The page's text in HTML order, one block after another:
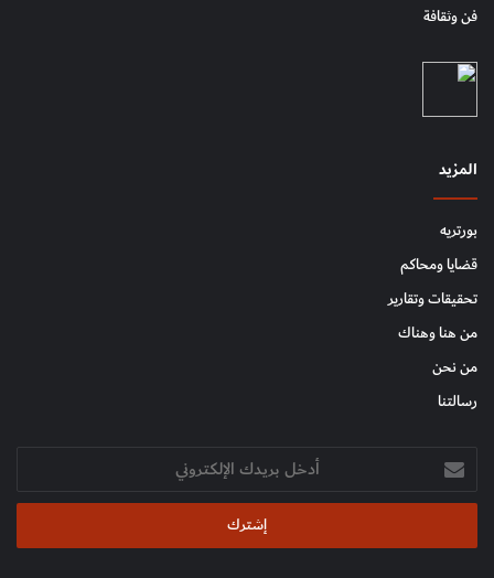
فن وثقافة
المزيد
بورتريه
قضايا ومحاكم
تحقيقات وتقارير
من هنا وهناك
من نحن
رسالتنا
أدخل
بريدك
الإلكتروني